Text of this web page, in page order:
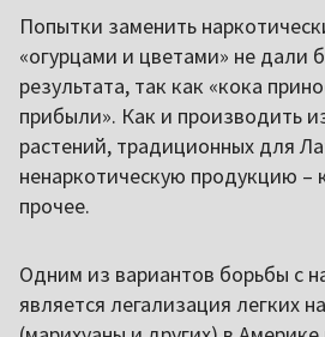
Попытки заменить
«огурцами и цветами» не дали
результата, так как «кока
прибыли». Как и производить
растений, традиционных для
ненаркотическую продукцию –
прочее.
Одним из вариантов борьбы с
является легализация легких